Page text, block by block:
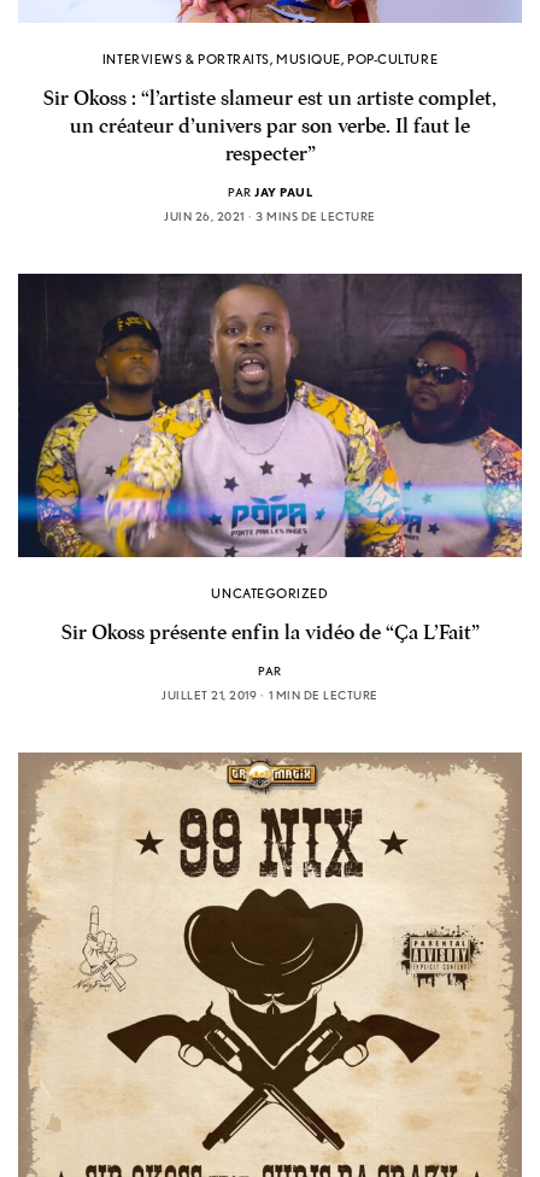
INTERVIEWS & PORTRAITS,MUSIQUE,POP-CULTURE
Sir Okoss : “l’artiste slameur est un artiste complet,
un créateur d’univers par son verbe. Il faut le
respecter”
PAR JAY PAUL
JUIN 26, 2021
3 MINS DE LECTURE
UNCATEGORIZED
Sir Okoss présente enfin la vidéo de “Ça L’Fait”
PAR
JUILLET 21, 2019
1 MIN DE LECTURE